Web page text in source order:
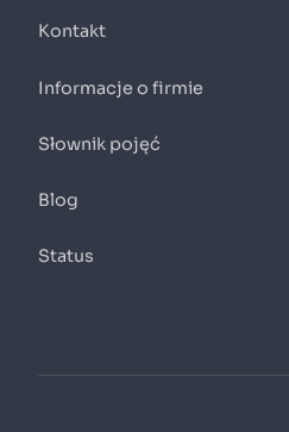
Kontakt
Informacje o firmie
Słownik pojęć
Blog
Status